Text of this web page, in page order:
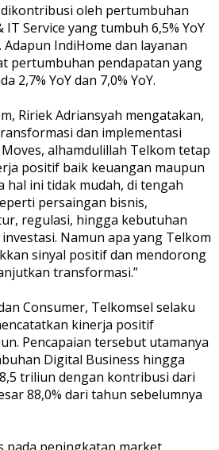
oleh pertumbuhan
Service yang tumbuh 6,5% YoY
IndiHome dan layanan
pertumbuhan pendapatan yang
2,7% YoY dan 7,0% YoY.
Ririek Adriansyah mengatakan,
dan implementasi
alhamdulillah Telkom tetap
positif baik keuangan maupun
hal ini tidak mudah, di tengah
persaingan bisnis,
regulasi, hingga kebutuhan
Namun apa yang Telkom
sinyal positif dan mendorong
transformasi.”
Consumer, Telkomsel selaku
kinerja positif
Pencapaian tersebut utamanya
Digital Business hingga
triliun dengan kontribusi dari
88,0% dari tahun sebelumnya